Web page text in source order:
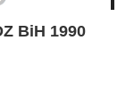
BiH 1990